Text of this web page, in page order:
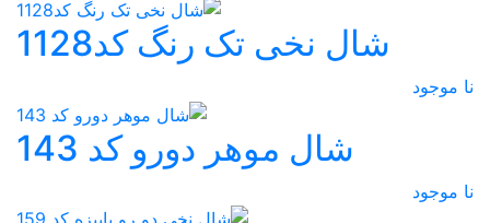
شال نخی تک رنگ کد1128
نا موجود
شال موهر دورو کد 143
نا موجود